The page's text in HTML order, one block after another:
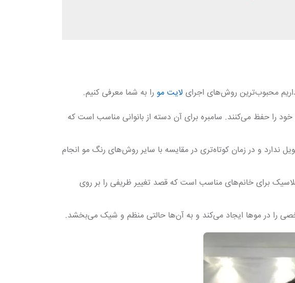
محبوب‌ترین روش‌های اجرای لایت مو را به شما معرفی کنیم.
را حفظ می‌کنند. سامبره برای آن دسته از بانوانی مناسب است که
ندارد و در زمان کوتاه‌تری در مقایسه با سایر روش‌های رنگ مو انجام
برای خانم‌های مناسب است که قصد تغییر ظریفی را بر روی